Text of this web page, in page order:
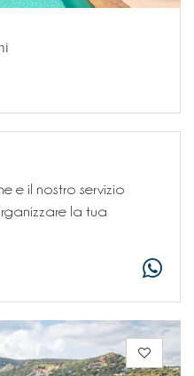
e il nostro servizio
la tua